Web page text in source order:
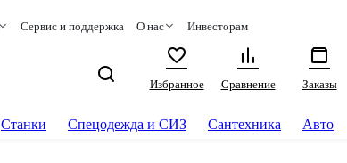
Сервис и поддержка О нас Инвесторам
Избранное
Сравнение Заказы
Станки Спецодежда и СИЗ Сантехника Авто